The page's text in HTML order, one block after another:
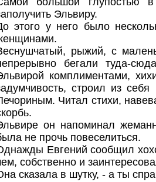
Эльвиру.
этого у него было
рыжий, с
бегали туда-
комплиментами,
строил из
Читал стихи,
он напоминал
не прочь повеселиться.
Евгений сообщил
собственно и
сказала в шутку, - а ты